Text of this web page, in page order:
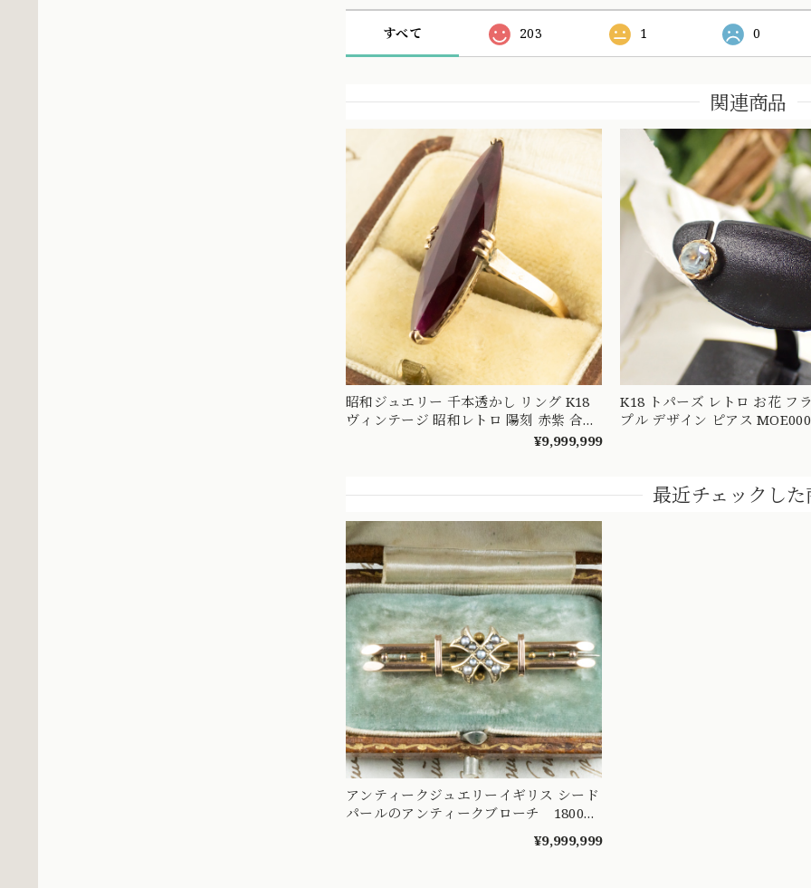
すべて 203 1 0
関連商品
昭和ジュエリー 千本透かし リング K18
ヴィンテージ 昭和レトロ 陽刻 赤紫 合成
¥9,999,999
K18 トパーズ レトロ お花 フ
プル デザイン ピアス
最近チェックし
アンティークジュエリーイギリス シード
パールのアンティークブローチ 1800年
¥9,999,999